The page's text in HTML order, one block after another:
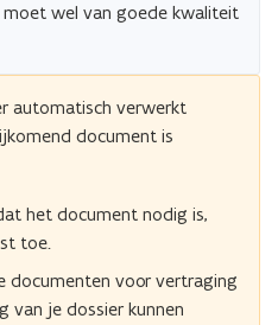
moet wel van goede kwaliteit
automatisch verwerkt
document is
het document nodig is,
toe.
documenten voor vertraging
van je dossier kunnen